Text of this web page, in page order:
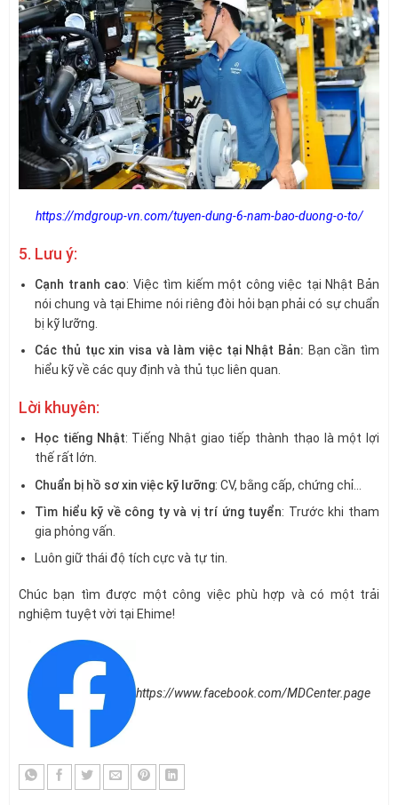
https://mdgroup-vn.com/tuyen-dung-6-nam-bao-duong-o-to/
5. Lưu ý:
Cạnh tranh cao: Việc tìm kiếm một công việc tại Nhật Bản
nói chung và tại Ehime nói riêng đòi hỏi bạn phải có sự chuẩn
bị kỹ lưỡng.
Các thủ tục xin visa và làm việc tại Nhật Bản: Bạn cần tìm
hiểu kỹ về các quy định và thủ tục liên quan.
Lời khuyên:
Học tiếng Nhật: Tiếng Nhật giao tiếp thành thạo là một lợi
thế rất lớn.
Chuẩn bị hồ sơ xin việc kỹ lưỡng: CV, bằng cấp, chứng chỉ…
Tìm hiểu kỹ về công ty và vị trí ứng tuyển: Trước khi tham
gia phỏng vấn.
Luôn giữ thái độ tích cực và tự tin.
Chúc bạn tìm được một công việc phù hợp và có một trải
nghiệm tuyệt vời tại Ehime!
https://www.facebook.com/MDCenter.page